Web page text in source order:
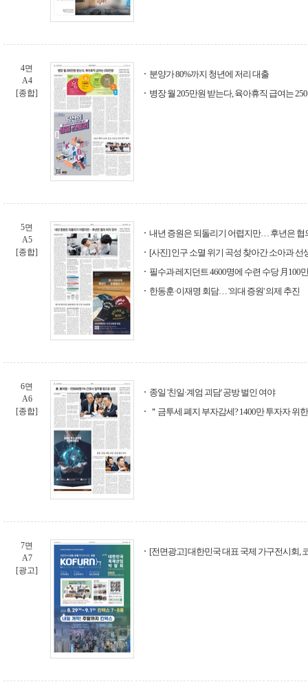
4면
A4
[종합]
분양가 80%까지 청년에 저리 대출
병장 월 205만원 받는다, 육아휴직 급여는
5면
A5
[종합]
내년 증원은 되돌리기 어렵지만… 후년은 협
[사진] 인구 소멸 위기 곡성 찾아간 소아과 선
필수과 레지던트 4600명에 수련 수당 月100
한동훈·이재명 회담… '의대 증원' 의제 추진
6면
A6
[종합]
종일 '친일·계엄 괴담' 공방 벌인 여야
＂금투세 폐지 부자감세? 1400만 투자자 위
7면
A7
[광고]
[전면광고] 대한민국 대표 국제 가구전시회,